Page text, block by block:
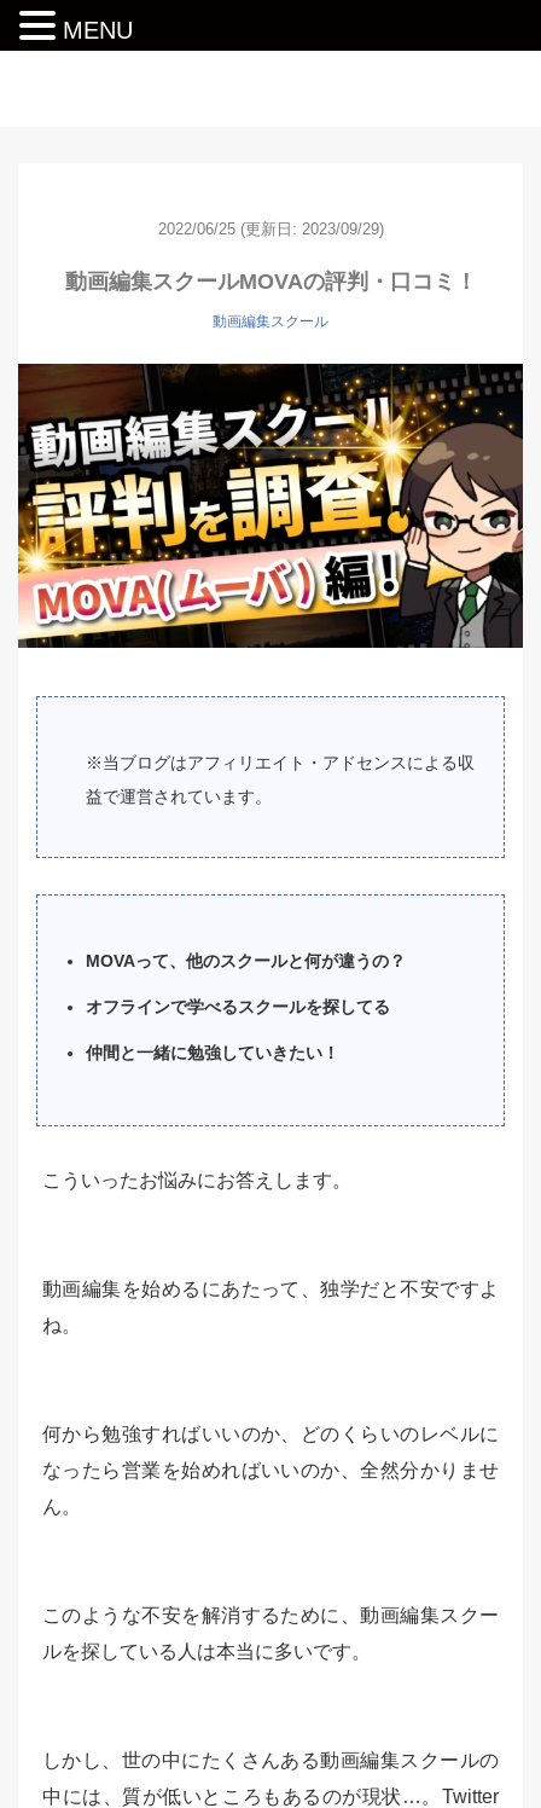
2022/06/25 (更新日: 2023/09/29)
動画編集スクールMOVAの評判・口コミ！
動画編集スクール
※当ブログはアフィリエイト・アドセンスによる収
益で運営されています。
MOVAって、他のスクールと何が違うの？
オフラインで学べるスクールを探してる
仲間と一緒に勉強していきたい！
こういったお悩みにお答えします。
動画編集を始めるにあたって、独学だと不安ですよ
ね。
何から勉強すればいいのか、どのくらいのレベルに
なったら営業を始めればいいのか、全然分かりませ
ん。
このような不安を解消するために、動画編集スクー
ルを探している人は本当に多いです。
しかし、世の中にたくさんある動画編集スクールの
中には、質が低いところもあるのが現状…。Twitter
MENU